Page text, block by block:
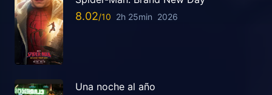
8.02 2h 25min 2026
Una noche al año